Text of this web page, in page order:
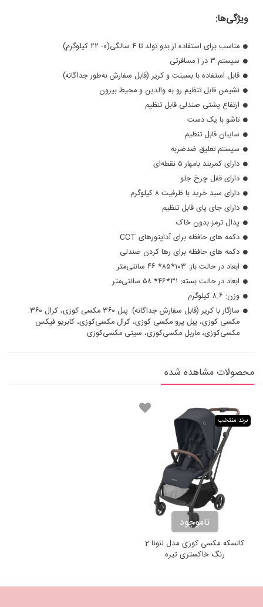
ویژگی‌ها:
مناسب برای استفاده از بدو تولد تا ۴ سالگی(۰- ۲۲ کیلوگرم)
سیستم ۳ در 1 مسافرتی
قابل استفاده با بسینت و کریر (قابل سفارش به‌طور جداگانه)
نشیمن قابل تنظیم رو به والدین و محیط بیرون
ارتفاع پشتی صندلی قابل تنظیم
تاشو با یک دست
سایبان قابل تنظیم
سیستم تعلیق ضدضربه
دارای کمربند بامهار ۵ نقطه‌ای
دارای قفل چرخ جلو
دارای سبد خرید با ظرفیت ۸ کیلوگرم
دارای جای پای قابل تنظیم
پدال ترمز بدون خاک
دکمه های حافظه برای آداپتورهای CCT
دکمه های حافظه برای رها کردن صندلی
ابعاد در حالت باز: ۱۰۳*۸۵* ۴۶ سانتی‌متر
ابعاد در حالت بسته: ۳۱*۴۶* ۵۸ سانتی‌متر
وزن: ۸.۶ کیلوگرم
سازگار با کریر (قابل سفارش جداگانه): پبل ۳۶۰ مکسی کوزی، کرال ۳۶۰
مکسی کوزی، پبل پرو مکسی کوزی، کرال مکسی‌کوزی، کابریو فیکس
مکسی‌کوزی، ماربل مکسی‌کوزی، سیتی مکسی‌کوزی
محصولات مشاهده شده
برند منتخب
ناموجود
کالسکه مکسی کوزی مدل لئونا 2
رنگ خاکستری تیره